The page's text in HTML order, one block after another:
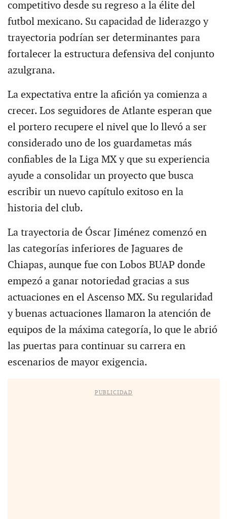
competitivo desde su regreso a la élite del
futbol mexicano. Su capacidad de liderazgo y
trayectoria podrían ser determinantes para
fortalecer la estructura defensiva del conjunto
azulgrana.
La expectativa entre la afición ya comienza a
crecer. Los seguidores de Atlante esperan que
el portero recupere el nivel que lo llevó a ser
considerado uno de los guardametas más
confiables de la Liga MX y que su experiencia
ayude a consolidar un proyecto que busca
escribir un nuevo capítulo exitoso en la
historia del club.
La trayectoria de Óscar Jiménez comenzó en
las categorías inferiores de Jaguares de
Chiapas, aunque fue con Lobos BUAP donde
empezó a ganar notoriedad gracias a sus
actuaciones en el Ascenso MX. Su regularidad
y buenas actuaciones llamaron la atención de
equipos de la máxima categoría, lo que le abrió
las puertas para continuar su carrera en
escenarios de mayor exigencia.
PUBLICIDAD